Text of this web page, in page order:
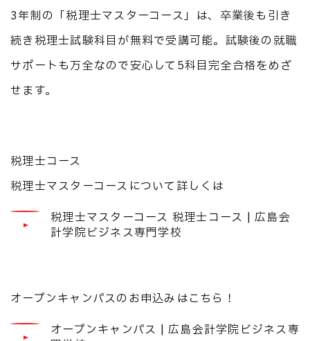
3年制の「税理士マスターコース」は、卒業後も引き
続き税理士試験科目が無料で受講可能。試験後の就職
サポートも万全なので安心して5科目完全合格をめざ
せます。
税理士コース
税理士マスターコースについて詳しくは
税理士マスターコース 税理士コース | 広島会
計学院ビジネス専門学校
オープンキャンパスのお申込みはこちら！
オープンキャンパス | 広島会計学院ビジネス専